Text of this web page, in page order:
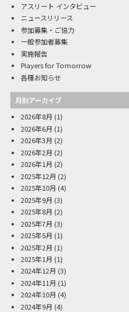
アスリート インタビュー
ニュースリリース
参加募集・ご協力
一般参加者募集
実施報告
Players for Tomorrow
各種お知らせ
月別アーカイブ
2026年8月 (1)
2026年6月 (1)
2026年3月 (2)
2026年2月 (2)
2026年1月 (2)
2025年12月 (2)
2025年10月 (4)
2025年9月 (3)
2025年8月 (2)
2025年7月 (3)
2025年5月 (1)
2025年2月 (1)
2025年1月 (1)
2024年12月 (3)
2024年11月 (1)
2024年10月 (4)
2024年9月 (4)